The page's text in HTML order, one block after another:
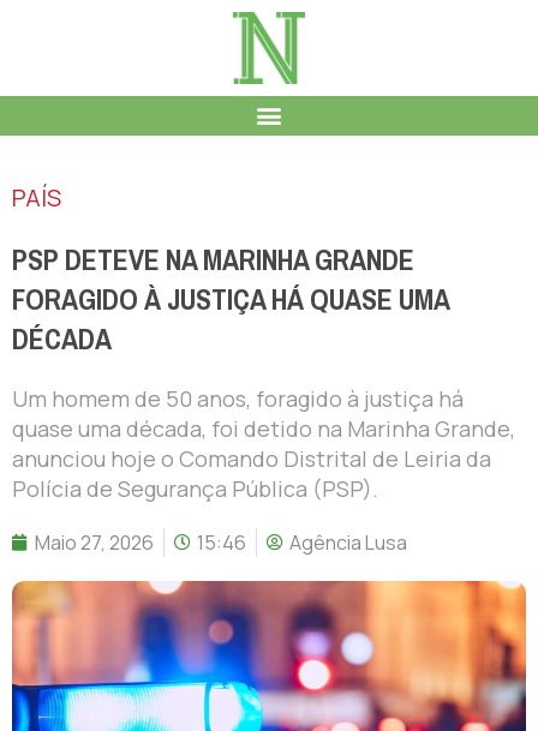
PAÍS
PSP DETEVE NA MARINHA GRANDE
FORAGIDO À JUSTIÇA HÁ QUASE UMA
DÉCADA
Um homem de 50 anos, foragido à justiça há
quase uma década, foi detido na Marinha Grande,
anunciou hoje o Comando Distrital de Leiria da
Polícia de Segurança Pública (PSP).
Maio 27, 2026 15:46 Agência Lusa